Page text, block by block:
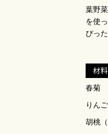
葉野
を使
ぴっ
材料
春菊
りんご
胡桃